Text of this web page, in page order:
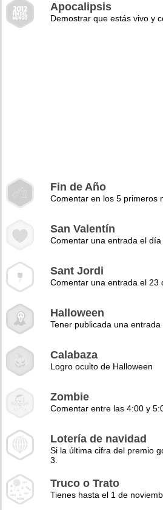
Apocalipsis
Demostrar que estás vivo y
Fin de Año
Comentar en los 5 primeros
San Valentín
Comentar una entrada el día
Sant Jordi
Comentar una entrada el 23
Halloween
Tener publicada una entrada
Calabaza
Logro oculto de Halloween
Zombie
Comentar entre las 4:00 y
Lotería de navidad
Si la última cifra del premio
3.
Truco o Trato
Tienes hasta el 1 de